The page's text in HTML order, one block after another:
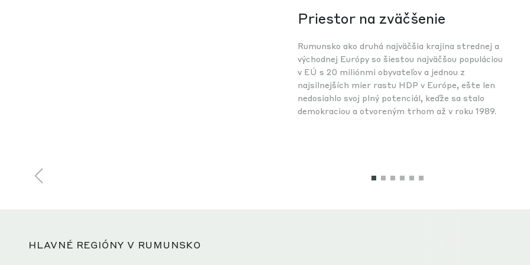
Priestor na zväčšenie
Rumunsko ako druhá najväčšia krajina strednej a
východnej Európy so šiestou najväčšou populáciou
v EÚ s 20 miliónmi obyvateľov a jednou z
najsilnejších mier rastu HDP v Európe, ešte len
nedosiahlo svoj plný potenciál, keďže sa stalo
demokraciou a otvoreným trhom až v roku 1989.
HLAVNÉ REGIÓNY V RUMUNSKO